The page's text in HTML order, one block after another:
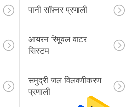
पानी सॉफ़्नर प्रणाली
आयरन रिमूवल वाटर
सिस्टम
समुद्री जल विलवणीकरण
प्रणाली